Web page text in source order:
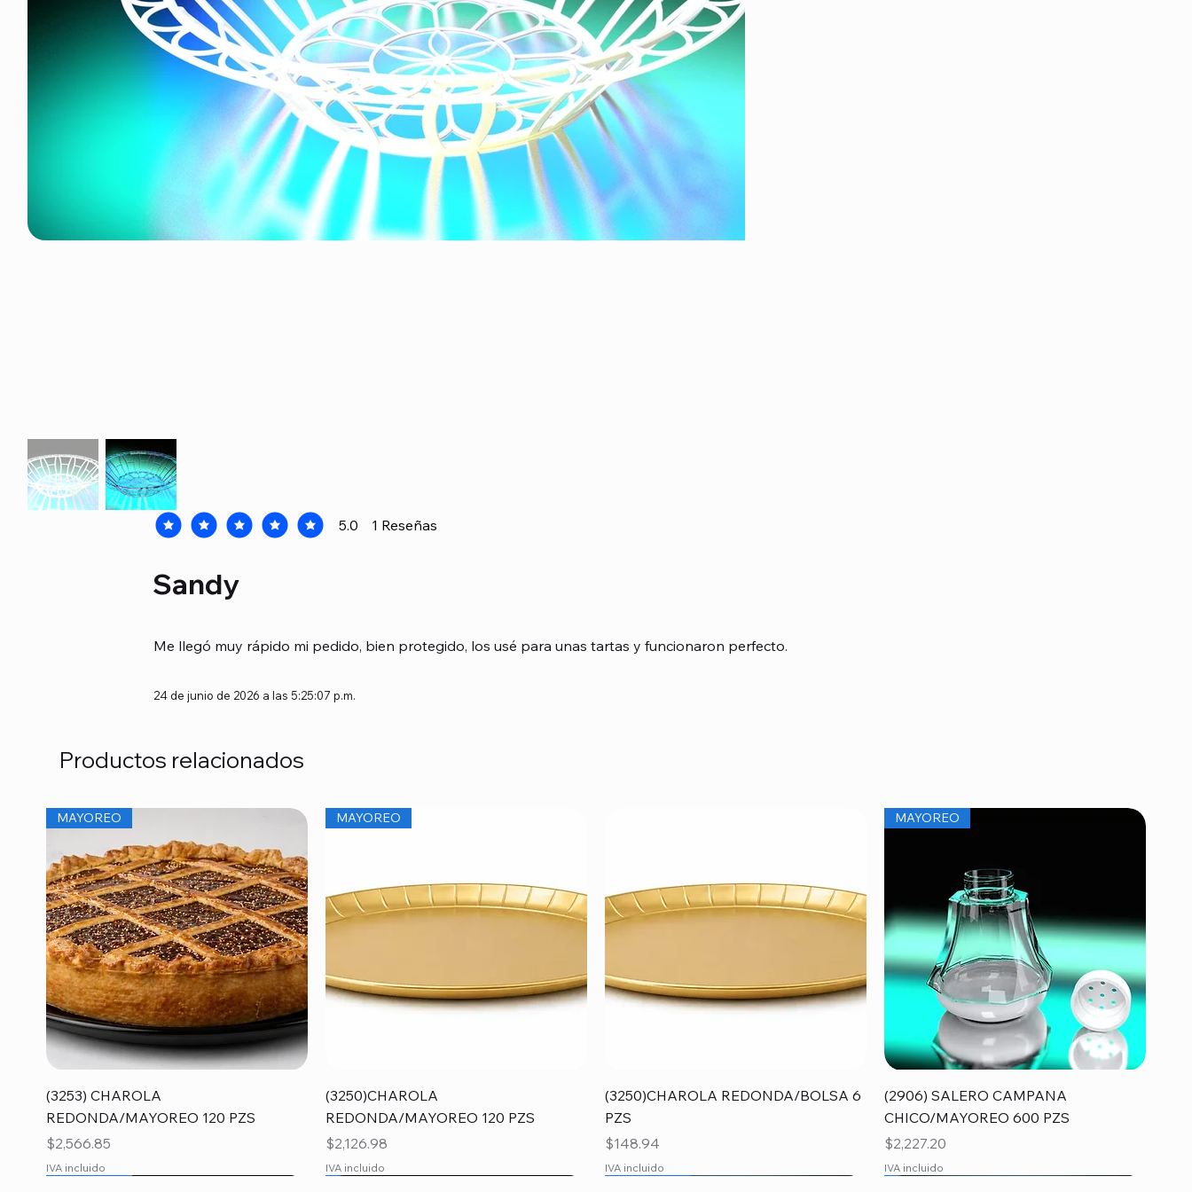
5.0 1 Reseñas
la calificación promedio es 5 de 5, basada en 1 votos, Reseñas
Sandy
Me llegó muy rápido mi pedido, bien protegido, los usé para unas tartas y funcionaron perfecto.
24 de junio de 2026 a las 5:25:07 p.m.
Productos relacionados
Vista rápida
MAYOREO
(3253) CHAROLA
REDONDA/MAYOREO 120 PZS
Precio
$2,566.85
IVA incluido
Vista rápida
MAYOREO
(3250)CHAROLA
REDONDA/MAYOREO 120 PZS
Precio
$2,126.98
IVA incluido
Vista rápida
(3250)CHAROLA REDONDA/BOLSA 6
PZS
Precio
$148.94
IVA incluido
Vista rápida
MAYOREO
(2906) SALERO CAMPANA
CHICO/MAYOREO 600 PZS
Precio
$2,227.20
IVA incluido